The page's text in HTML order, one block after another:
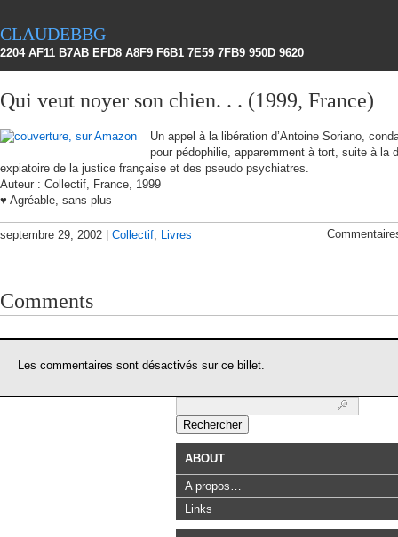
claudebbg
2204 AF11 B7AB EFD8 A8F9 F6B1 7E59 7FB9 950D 9620
Qui veut noyer son chien. . . (1999, France)
Un appel à la libération d’Antoine Soriano,
pour pédophilie, apparemment à tort, suite à la
expiatoire de la justice française et des pseudo psychiatres.
Auteur : Collectif, France, 1999
♥ Agréable, sans plus
septembre 29, 2002 | Collectif, Livres
Comments
Les commentaires sont désactivés sur ce billet.
ABOUT
A propos…
Links